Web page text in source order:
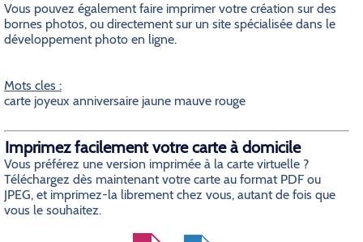
Vous pouvez également faire imprimer votre création sur des
bornes photos, ou directement sur un site spécialisée dans le
développement photo en ligne.
Mots cles :
carte joyeux anniversaire jaune mauve rouge
Imprimez facilement votre carte à domicile
Vous préférez une version imprimée à la carte virtuelle ?
Téléchargez dès maintenant votre carte au format PDF ou
JPEG, et imprimez-la librement chez vous, autant de fois que
vous le souhaitez.